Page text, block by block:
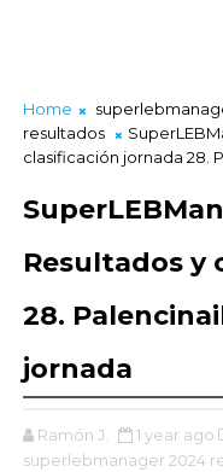
Home
resultados
clasificación jornada 28.
Resultados y
28.
jornada
Ramón J. 1 year ago
superlebmanager 2024